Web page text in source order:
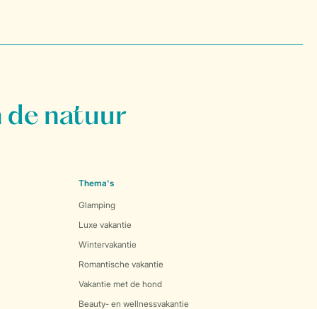
de natuur
Thema's
Glamping
Luxe vakantie
Wintervakantie
Romantische vakantie
Vakantie met de hond
Beauty- en wellnessvakantie